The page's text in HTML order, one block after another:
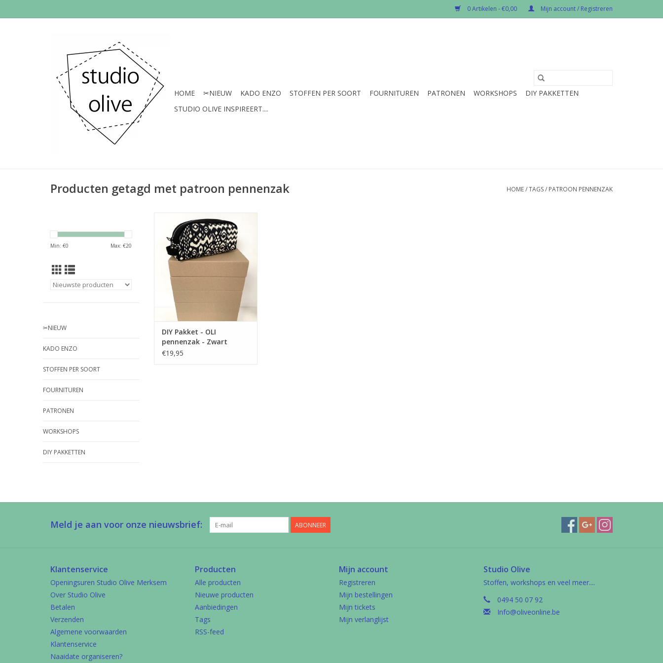
0 Artikelen - €0,00 Mijn account / Registreren
HOME ✂︎NIEUW KADO ENZO STOFFEN PER SOORT FOURNITUREN PATRONEN WORKSHOPS
DIY PAKKETTEN
STUDIO OLIVE INSPIREERT....
Producten getagd met patroon pennenzak HOME/TAGS/ PATROON PENNENZAK
Min: €0 Max: €20
✂︎NIEUW
KADO ENZO
STOFFEN PER SOORT
FOURNITUREN
PATRONEN
WORKSHOPS
DIY PAKKETTEN
Alle materialen om een handige
pennenzak te maken!
Verkrijgbaar met of zonder
patroon.
DIY Pakket - OLI
pennenzak - Zwart
€19,95
Meld je aan voor onze nieuwsbrief: ABONNEER
Klantenservice
Openingsuren Studio Olive Merksem
Over Studio Olive
Betalen
Verzenden
Algemene voorwaarden
Klantenservice
Naaidate organiseren?
Producten
Alle producten
Nieuwe producten
Aanbiedingen
Tags
RSS-feed
Mijn account
Registreren
Mijn bestellingen
Mijn tickets
Mijn verlanglijst
Studio Olive
Stoffen, workshops en veel meer....
0494 50 07 92
Info@oliveonline.be